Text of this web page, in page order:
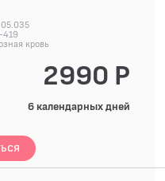
кровь
2990 Р
6 календарных дней